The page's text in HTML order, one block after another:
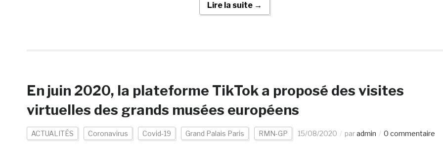
Lire la suite →
En juin 2020, la plateforme TikTok a proposé des visites
virtuelles des grands musées européens
ACTUALITÉS Coronavirus Covid-19 Grand Palais Paris RMN-GP 15/08/2020 paradmin 0 commentaire